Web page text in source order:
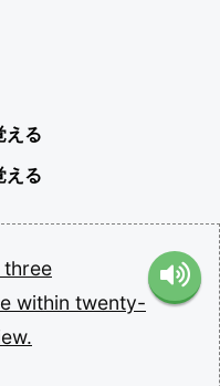
える
える
three
within twenty-